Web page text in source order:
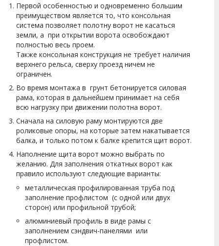
Первой особенностью и одновременно большим
преимуществом является то, что консольная
система позволяет полотну ворот не касаться
земли, а при открытии ворота освобождают
полностью весь проем.
Также консольная конструкция не требует наличия
верхнего рельса, сверху проезд ничем не
ограничен.
Во время монтажа в грунт бетонируется силовая
рама, которая в дальнейшем принимает на себя
всю нагрузку при движении полотна ворот.
Сначала на силовую раму монтируются две
роликовые опоры, на которые затем накатывается
балка, и только потом к балке крепится щит ворот.
Наполнение щита ворот можно выбрать по
желанию. Для заполнения откатных ворот как
правило используют следующие варианты:
металлическая профилированная труба под
заполнение профлистом (с одной или двух
сторон) или профильной трубой;
алюминиевый профиль в виде рамы с
заполнением сэндвич-панелями или
профлистом.